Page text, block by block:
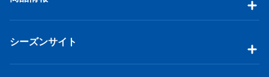
シーズンサイト